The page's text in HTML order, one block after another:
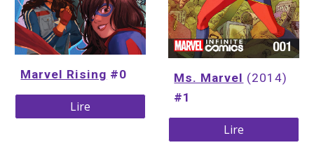
Marvel Rising #0
Lire
Ms. Marvel
#1
Lire